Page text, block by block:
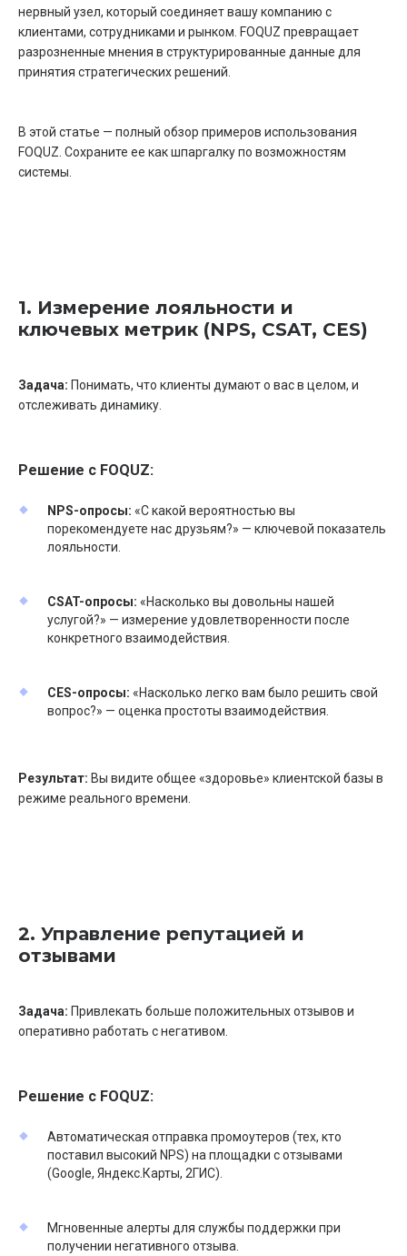
нервный узел, который соединяет вашу компанию с
клиентами, сотрудниками и рынком. FOQUZ превращает
разрозненные мнения в структурированные данные для
принятия стратегических решений.
В этой статье — полный обзор примеров использования
FOQUZ. Сохраните ее как шпаргалку по возможностям
системы.
1. Измерение лояльности и
ключевых метрик (NPS, CSAT, CES)
Задача: Понимать, что клиенты думают о вас в целом, и
отслеживать динамику.
Решение с FOQUZ:
NPS-опросы: «С какой вероятностью вы
порекомендуете нас друзьям?» — ключевой показатель
лояльности.
CSAT-опросы: «Насколько вы довольны нашей
услугой?» — измерение удовлетворенности после
конкретного взаимодействия.
CES-опросы: «Насколько легко вам было решить свой
вопрос?» — оценка простоты взаимодействия.
Результат: Вы видите общее «здоровье» клиентской базы в
режиме реального времени.
2. Управление репутацией и
отзывами
Задача: Привлекать больше положительных отзывов и
оперативно работать с негативом.
Решение с FOQUZ:
Автоматическая отправка промоутеров (тех, кто
поставил высокий NPS) на площадки с отзывами
(Google, Яндекс.Карты, 2ГИС).
Мгновенные алерты для службы поддержки при
получении негативного отзыва.